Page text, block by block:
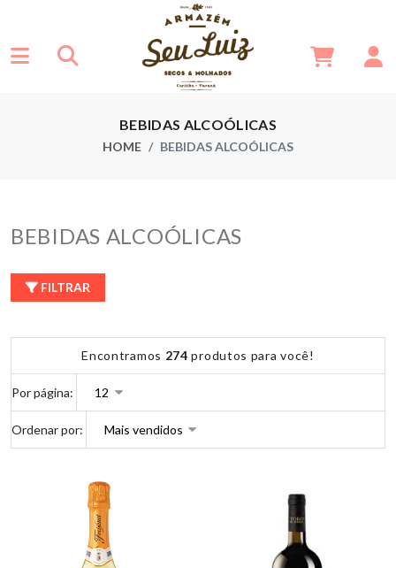
BEBIDAS ALCOÓLICAS
HOME BEBIDAS ALCOÓLICAS
BEBIDAS ALCOÓLICAS
FILTRAR
Encontramos 274 produtos para você!
Por página:
Ordenar por: